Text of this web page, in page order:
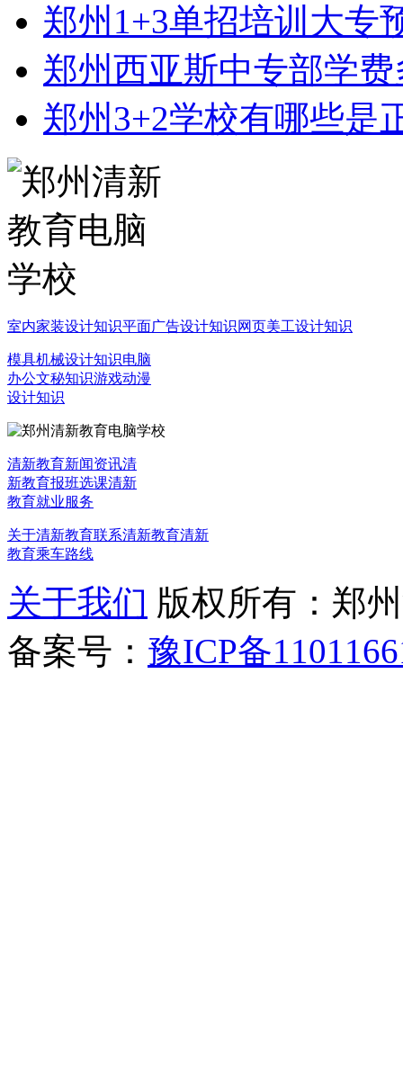
郑州1+3单招培训大专
郑州西亚斯中专部学
郑州3+2学校有哪些是
室内家装设计知识平面广告设计知识网页美工设计知识
模具机械设计知识电脑
办公文秘知识游戏动漫
设计知识
清新教育新闻资讯清
新教育报班选课清新
教育就业服务
关于清新教育联系清新教育清新
教育乘车路线
关于我们 版权所有：郑
备案号： 豫ICP备